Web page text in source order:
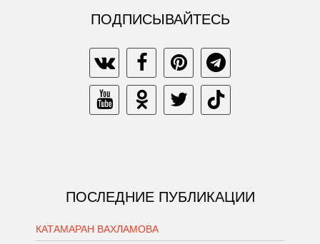
ПОДПИСЫВАЙТЕСЬ
ПОСЛЕДНИЕ ПУБЛИКАЦИИ
КАТАМАРАН ВАХЛАМОВА